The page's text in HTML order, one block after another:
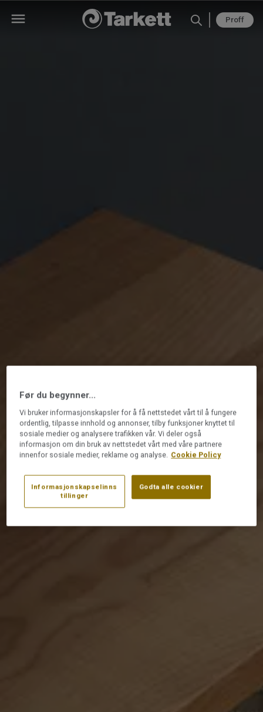
Proff
Før du begynner...
Vi bruker informasjonskapsler for å få nettstedet vårt til å fungere
ordentlig, tilpasse innhold og annonser, tilby funksjoner knyttet til
sosiale medier og analysere trafikken vår. Vi deler også
informasjon om din bruk av nettstedet vårt med våre partnere
innenfor sosiale medier, reklame og analyse. Cookie Policy
Informasjonskapselinns
tillinger
Godta alle cookier